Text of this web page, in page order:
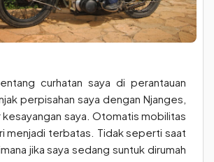
curhatan saya di perantauan
perpisahan saya dengan Njanges,
saya. Otomatis mobilitas
menjadi terbatas. Tidak seperti saat
jika saya sedang suntuk dirumah